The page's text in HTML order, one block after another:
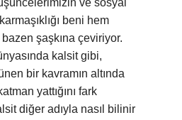
ve sosyal
beni hem
şaşkına çeviriyor.
kalsit gibi,
bir kavramın altında
yattığını fark
diğer adıyla nasıl bilinir